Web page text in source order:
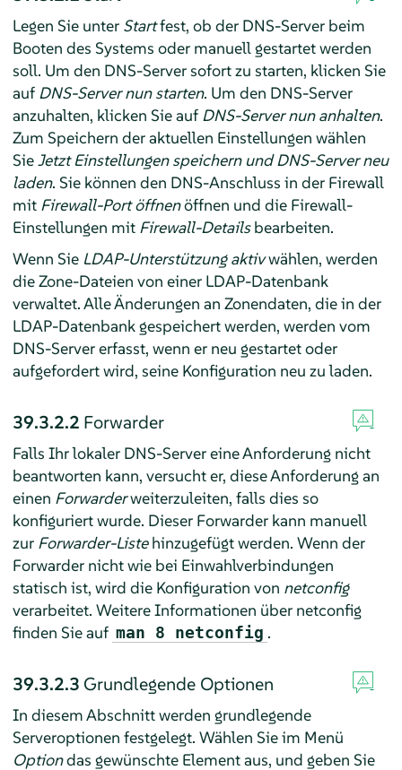
Legen Sie unter Startfest, ob der DNS-Server beim
Booten des Systems oder manuell gestartet werden
soll. Um den DNS-Server sofort zu starten, klicken Sie
auf DNS-Server nun starten. Um den DNS-Server
anzuhalten, klicken Sie auf DNS-Server nun anhalten.
Zum Speichern der aktuellen Einstellungen wählen
SieJetzt Einstellungen speichern und DNS-Server neu
laden. Sie können den DNS-Anschluss in der Firewall
mit Firewall-Port öffnenöffnen und die Firewall-
Einstellungen mit Firewall-Detailsbearbeiten.
Wenn Sie LDAP-Unterstützung aktivwählen, werden
die Zone-Dateien von einer LDAP-Datenbank
verwaltet. Alle Änderungen an Zonendaten, die in der
LDAP-Datenbank gespeichert werden, werden vom
DNS-Server erfasst, wenn er neu gestartet oder
aufgefordert wird, seine Konfiguration neu zu laden.
39.3.2.2 Forwarder
Falls Ihr lokaler DNS-Server eine Anforderung nicht
beantworten kann, versucht er, diese Anforderung an
einen Forwarderweiterzuleiten, falls dies so
konfiguriert wurde. Dieser Forwarder kann manuell
zur Forwarder-Listehinzugefügt werden. Wenn der
Forwarder nicht wie bei Einwahlverbindungen
statisch ist, wird die Konfiguration von netconfig
verarbeitet. Weitere Informationen über netconfig
finden Sie auf man 8 netconfig .
39.3.2.3 Grundlegende Optionen
In diesem Abschnitt werden grundlegende
Serveroptionen festgelegt. Wählen Sie im Menü
Optiondas gewünschte Element aus, und geben Sie